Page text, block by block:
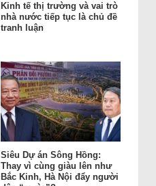
Kinh tế thị trường và vai trò
nhà nước tiếp tục là chủ đề
tranh luận
Siêu Dự án Sông Hồng:
Thay vì cùng giàu lên như
Bắc Kinh, Hà Nội đẩy người